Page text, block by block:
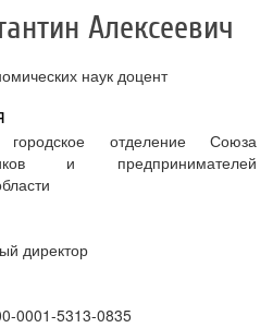
Алексеевич
наук доцент
городское отделение Союза
и предпринимателей
директор
0001-5313-0835